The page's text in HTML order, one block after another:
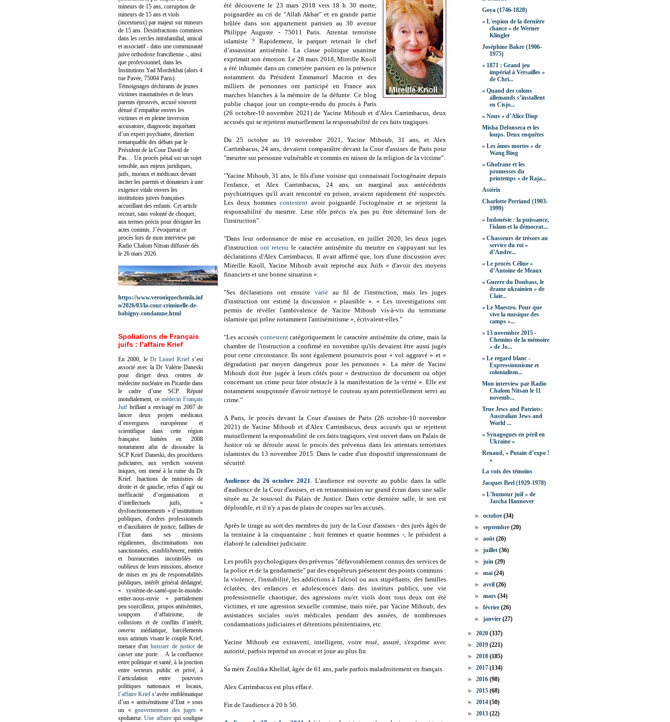
été découverte le 23 mars 2018 vers 18 h 30 morte,
poignardée au cri de "Allah Akbar" et en grande partie
brûlée dans son appartement parisien au 30 avenue
Philippe Auguste - 75011 Paris. Attentat terroriste
islamiste ? Rapidement, le parquet retenait le chef
d’assassinat antisémite. La classe politique unanime
exprimait son émotion. Le 28 mars 2018, Mireille Knoll
a été inhumée dans un cimetière parisien en la présence
notamment du Président Emmanuel Macron et des
milliers de personnes ont participé en France aux
marches blanches à la mémoire de la défunte. Ce blog
publie chaque jour un compte-rendu du procès à Paris
(26 octobre-10 novembre 2021)deYacine Mihoub et d'Alex Carrimbacus, deux
accusés qui se rejettent mutuellement la responsabilité de ces faits tragiques.
Du 25 octobre au 19 novembre 2021, Yacine Mihoub, 31 ans, et Alex
Carrimbacus, 24 ans, devaient comparaître devant la Cour d'assises de Paris pour
"meurtre sur personne vulnérable et commis en raison de la religion de la victime".
"Yacine Mihoub, 31 ans, le fils d'une voisine qui connaissait l'octogénaire depuis
l'enfance, et Alex Carrimbacus, 24 ans, un marginal aux antécédents
psychiatriques qu'il avait rencontré en prison, avaient rapidement été suspectés.
Les deux hommes contestent avoir poignardé l'octogénaire et se rejettent la
responsabilité du meurtre. Leur rôle précis n'a pas pu être déterminé lors de
l'instruction".
"Dans leur ordonnance de mise en accusation, en juillet 2020, les deux juges
d'instruction ont retenu le caractère antisémite du meurtre en s'appuyant sur les
déclarations d'Alex Carrimbacus. Il avait affirmé que, lors d'une discussion avec
Mireille Knoll, Yacine Mihoub avait reproché aux Juifs « d'avoir des moyens
financiers et une bonne situation ».
"Ses déclarations ont ensuite variéau fil de l'instruction, mais les juges
d'instruction ont estimé la discussion « plausible ». « Les investigations ont
permis de révéler l'ambivalence de Yacine Mihoub vis-à-vis du terrorisme
islamiste qui prône notamment l'antisémitisme », écrivaient-elles."
"Les accusés contestentcatégoriquement le caractère antisémite du crime, mais la
chambre de l'instruction a confirmé en novembre qu'ils devaient être aussi jugés
pour cette circonstance. Ils sont également poursuivis pour « vol aggravé » et «
dégradation par moyen dangereux pour les personnes ». La mère de Yacine
Mihoub doit être jugée à leurs côtés pour « destruction de document ou objet
concernant un crime pour faire obstacle à la manifestation de la vérité ». Elle est
notamment soupçonnée d'avoir nettoyé le couteau ayant potentiellement servi au
crime."
A Paris, le procès devant la Cour d'assises de Paris (26 octobre-10 novembre
2021) deYacine Mihoub et d'Alex Carrimbacus,deux accusés qui se rejettent
mutuellement la responsabilité de ces faits tragiques, s'est ouvert dans un Palais de
Justice où se déroule aussi le procès des prévenus dans les attentats terroristes
islamistes du 13 novembre 2015. Dans le cadre d'un dispositif impressionnant de
sécurité.
Audience du 26 octobre 2021. L'audience est ouverte au public dans la salle
d'audience de la Cour d'assises, et en retransmission sur grand écran dans une salle
située au 2e sous-sol du Palais de Justice. Dans cette dernière salle, le son est
déplorable, et il n'y a pas de plans de coupes sur les accusés.
Après le tirage au sort des membres du jury de la Cour d'assises - des jurés âgés de
la trentaine à la cinquantaine ; huit femmes et quatre hommes -, le président a
élaboré le calendrier judiciaire.
Les profils psychologiques des prévenus "défavorablement connus des services de
la police et de la gendarmerie" par des enquêteurs présentent des points communs :
la violence, l'instabilité, les addictions à l'alcool ou aux stupéfiants, des familles
éclatées, des enfances et adolescences dans des instituts publics, une vie
professionnelle chaotique, des agressions ou/et viols dont tous deux ont été
victimes, et une agression sexuelle commise, mais niée, par Yacine Mihoub, des
assistances sociales ou/et médicales pendant des années, de nombreuses
condamnations judiciaires et détentions pénitentiaires, etc.
Yacine Mihoub est extraverti, intelligent, voire roué, assuré, s'exprime avec
autorité, parfois reprend un avocat et joue au plus fin.
Sa mère Zoulika Khellaf, âgée de 61 ans, parle parfois maladroitement en français.
Alex Carrimbacus est plus effacé.
Fin de l'audience à 20 h 50.
mineurs de 15 ans, corruption de
mineurs de 15 ans et viols
(incestueux) par majeur sur mineurs
de 15 ans. Desinfractions commises
dans les cercles intrafamilial, amical
et associatif - dans une communauté
juive orthodoxe francilienne -, ainsi
que professionnel, dans les
Institutions Yad Mordekhaï (alors 4
rue Pavée, 75004 Paris).
Témoignages déchirants de jeunes
victimes traumatisées et de leurs
parents éprouvés, accusé souvent
dénué d’empathie envers les
victimes et en pleine inversion
accusatoire, diagnostic inquiétant
d’un expert psychiatre, direction
remarquable des débats par le
Président de la Cour David de
Pas… Un procès pénal sur un sujet
sensible, aux enjeux juridiques,
juifs, moraux et médicaux devant
inciter les parents et donateurs à une
exigence vitale envers les
institutions juives françaises
accueillant des enfants. Cet article
recourt, sans volonté de choquer,
aux termes précis pour désigner les
actes commis. J’évoquerai ce
procès lors de mon interview par
Radio Chalom Nitsan diffusée dès
le 26 mars 2026.
https://www.veroniquechemla.inf
o/2026/03/la-cour-criminelle-de-
bobigny-condamne.html
Spoliations de Français
juifs : l’affaire Krief
En 2000, le Dr Lionel Kriefs’est
associé avec la Dr Valérie Daneski
pour diriger deux centres de
médecine nucléaire en Picardie dans
le cadre d’une SCP. Réputé
mondialement, ce médecin Français
Juif brillant a envisagé en 2007 de
lancer deux projets médicaux
d’envergures européenne et
scientifique dans cette région
française. Initiées en 2008
notamment afin de dissoudre la
SCP Krief Daneski, des procédures
judiciaires, aux verdicts souvent
iniques, ont mené à la ruine du Dr
Krief. Inactions de ministres de
droite et de gauche, refus d’agir ou
inefficacité d’organisations et
d’intellectuels juifs, «
dysfonctionnements » d’institutions
publiques, d'ordres professionnels
et d'auxiliaires de justice, faillites de
l’Etat dans ses missions
régaliennes, discriminations non
sanctionnées, establishment, entités
et bureaucraties incontrôlés ou
oublieux de leurs missions, absence
de mises en jeu de responsabilités
publiques, intérêt général dédaigné,
« système-de-santé-que-le-monde-
entier-nous-envie » partialement
peu sourcilleux, propos antisémites,
soupçons d’affairisme, de
collusions et de conflits d’intérêt,
omerta médiatique, harcèlements
tous azimuts visant le couple Krief,
menace d'unhuissier de justicede
casser une porte… A la confluence
entre politique et santé, à la jonction
entre secteurs public et privé, à
l’articulation entre pouvoirs
politiques nationaux et locaux,
l’affaire Krief s’avère emblématique
d’un « antisémitisme d’Etat » sous
un «gouvernement des juges »
spoliateur.Une affairequi souligne
Goya (1746-1828)
« L'espion de la dernière
chance » de Werner
Klingler
Joséphine Baker (1906-
1975)
« 1871 : Grand jeu
impérial à Versailles »
de Chri...
« Quand des colons
allemands s’installent
en Cisjo...
« Nous » d’Alice Diop
Misha Defonseca et les
loups. Deux enquêtes
« Les âmes mortes » de
Wang Bing
« Ghofrane et les
promesses du
printemps » de Raja...
Astérix
Charlotte Perriand (1903-
1999)
« Indonésie : la puissance,
l'islam et la démocrat...
« Chasseurs de trésors au
service du roi »
d’Andre...
« Le procès Céline »
d’Antoine de Meaux
« Guerre du Donbass, le
drame ukrainien » de
Clair...
« Le Maestro. Pour que
vive la musique des
camps »...
« 13 novembre 2015 -
Chemins de la mémoire
» de Jo...
« Le regard blanc -
Expressionnisme et
colonialism...
Mon interview par Radio
Chalom Nitsan le 11
novemb...
True Jews and Patriots:
Australian Jews and
World ...
« Synagogues en péril en
Ukraine »
Renaud, « Putain d’expo !
»
La voix des témoins
Jacques Brel (1929-1978)
« L’humour juif » de
Jascha Hannover
►octobre(34)
►septembre(20)
►août(26)
►juillet(36)
►juin(29)
►mai(24)
►avril(26)
►mars(34)
►février(26)
►janvier(27)
► 2020 (337)
► 2019 (221)
► 2018 (185)
► 2017 (134)
► 2016 (98)
► 2015 (68)
► 2014 (50)
► 2013 (22)